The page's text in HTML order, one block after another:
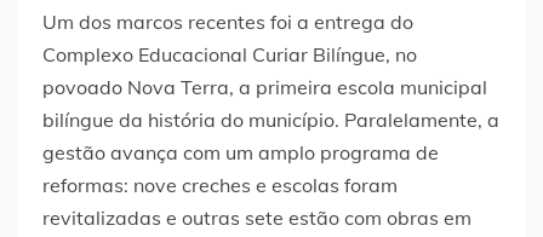
Um dos marcos recentes foi a entrega do
Complexo Educacional Curiar Bilíngue, no
povoado Nova Terra, a primeira escola municipal
bilíngue da história do município. Paralelamente, a
gestão avança com um amplo programa de
reformas: nove creches e escolas foram
revitalizadas e outras sete estão com obras em